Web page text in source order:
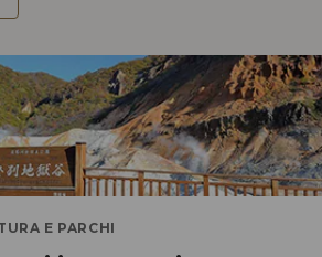
E PARCHI
vacanza per l’anima